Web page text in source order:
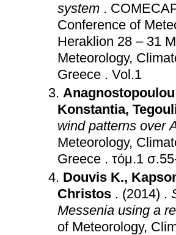
system .
Conference of
Heraklion 28 – 31
Meteorology,
Greece . Vol.1
Konstantia,
wind patterns over
Meteorology,
Greece .
τόμ.1
Douvis K.,
Christos . (2014) .
Messenia using a
of Meteorology,